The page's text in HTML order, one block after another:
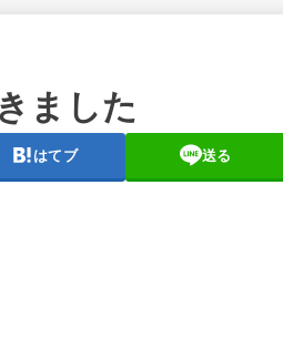
ました
はてブ 送る